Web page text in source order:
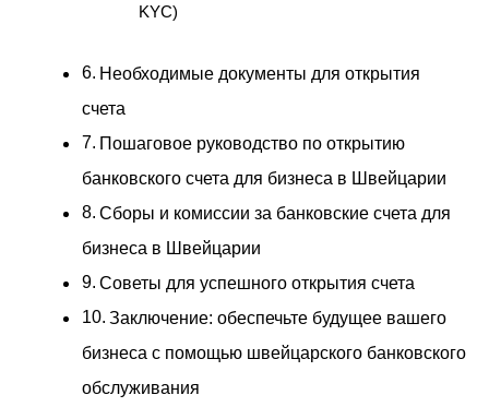
KYC)
Необходимые документы для открытия
счета
Пошаговое руководство по открытию
банковского счета для бизнеса в Швейцарии
Сборы и комиссии за банковские счета для
бизнеса в Швейцарии
Советы для успешного открытия счета
Заключение: обеспечьте будущее вашего
бизнеса с помощью швейцарского банковского
обслуживания